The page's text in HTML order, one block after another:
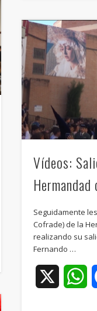
Vídeos:
Seguidamente
Cofrade) de la
realizando su
Fernando …